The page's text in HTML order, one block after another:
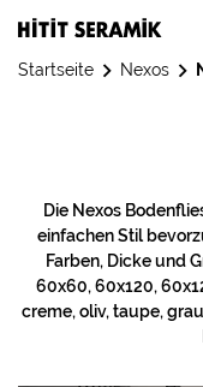
Startseite Nexos
Die Nexos
einfachen Stil
Farben, Dicke und
60x60, 60x120,
creme, oliv, taupe,